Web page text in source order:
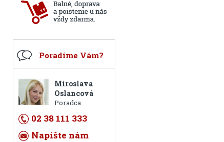
Poradíme Vám?
Miroslava
Oslancová
Poradca
02 38 111 333
Napíšte nám